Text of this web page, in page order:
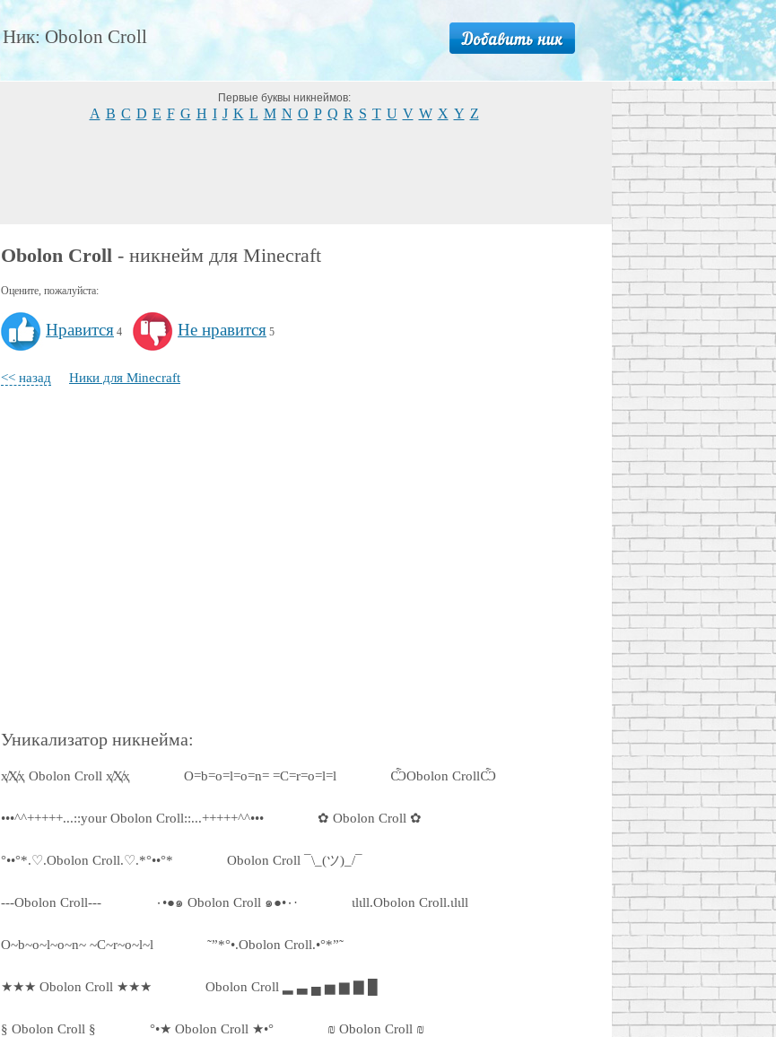
Ник: Obolon Croll
Первые буквы никнеймов:
A B C D E F G H I J K L M N O P Q R S T U V W X Y Z
Obolon Croll - никнейм для Minecraft
Оцените, пожалуйста:
Нравится 4 Не нравится 5
<< назад Ники для Minecraft
Уникализатор никнейма:
ҳ̸Ҳ̸ҳ Obolon Croll ҳ̸Ҳ̸ҳ O=b=o=l=o=n= =C=r=o=l=l ѼObolon CrollѼ
•••^^+++++...::your Obolon Croll::...+++++^^••• ✿ Obolon Croll ✿
°••°*.♡.Obolon Croll.♡.*°••°* Obolon Croll ¯\_(ツ)_/¯
---Obolon Croll--- ٠•●๑ Obolon Croll ๑●•٠· ιlιll.Obolon Croll.ιlιll
O~b~o~l~o~n~ ~C~r~o~l~l ˜”*°•.Obolon Croll.•°*”˜
★★★ Obolon Croll ★★★ Obolon Croll ▂ ▃ ▄ ▅ ▆ ▇ █
§ Obolon Croll § °•★ Obolon Croll ★•° ₪ Obolon Croll ₪